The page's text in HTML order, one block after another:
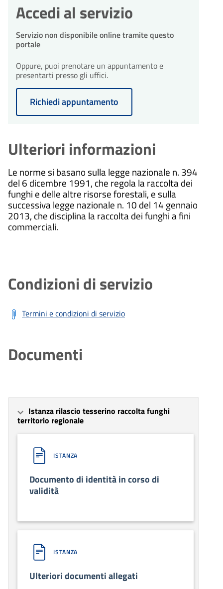
Accedi al servizio
Servizio non disponibile online tramite questo
portale
Oppure, puoi prenotare un appuntamento e
presentarti presso gli uffici.
Richiedi appuntamento
Ulteriori informazioni
Le norme si basano sulla legge nazionale n. 394
del 6 dicembre 1991, che regola la raccolta dei
funghi e delle altre risorse forestali, e sulla
successiva legge nazionale n. 10 del 14 gennaio
2013, che disciplina la raccolta dei funghi a fini
commerciali.
Condizioni di servizio
Termini e condizioni di servizio
Documenti
Istanza rilascio tesserino raccolta funghi
territorio regionale
ISTANZA
Documento di identità in corso di
validità
ISTANZA
Ulteriori documenti allegati